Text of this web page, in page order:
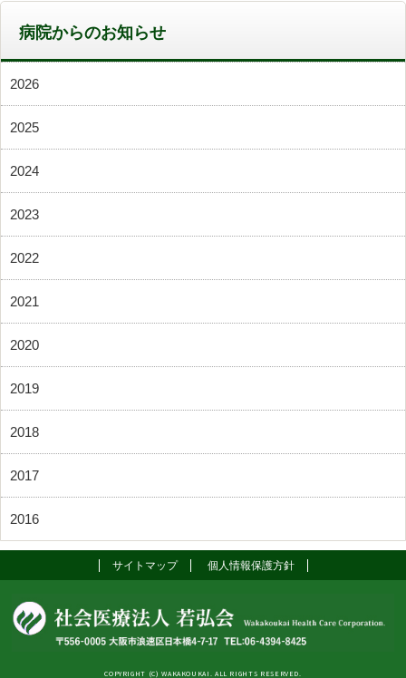
病院からのお知らせ
2026
2025
2024
2023
2022
2021
2020
2019
2018
2017
2016
サイトマップ 個人情報保護方針
COPYRIGHT (C) WAKAKOUKAI. ALL RIGHTS RESERVED.